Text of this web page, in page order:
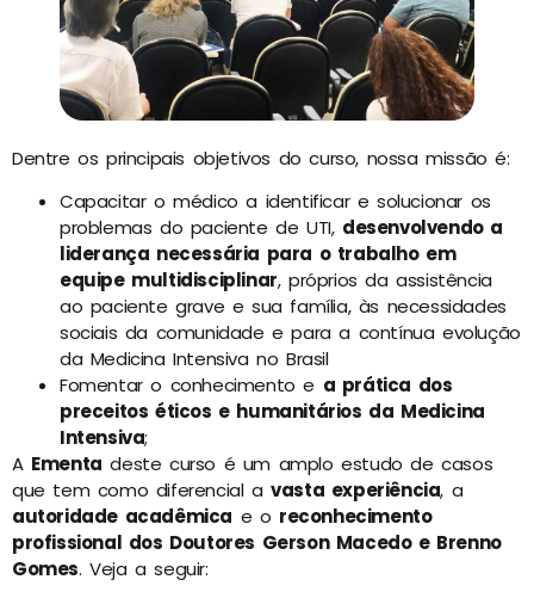
Dentre os principais objetivos do curso, nossa missão é:
Capacitar o médico a identificar e solucionar os
problemas do paciente de UTI, desenvolvendo a
liderança necessária para o trabalho em
equipe multidisciplinar, próprios da assistência
ao paciente grave e sua família, às necessidades
sociais da comunidade e para a contínua evolução
da Medicina Intensiva no Brasil
Fomentar o conhecimento e a prática dos
preceitos éticos e humanitários da Medicina
Intensiva;
A Ementa deste curso é um amplo estudo de casos
que tem como diferencial avasta experiência, a
autoridade acadêmica e o reconhecimento
profissional dos Doutores Gerson Macedo e Brenno
Gomes. Veja a seguir: